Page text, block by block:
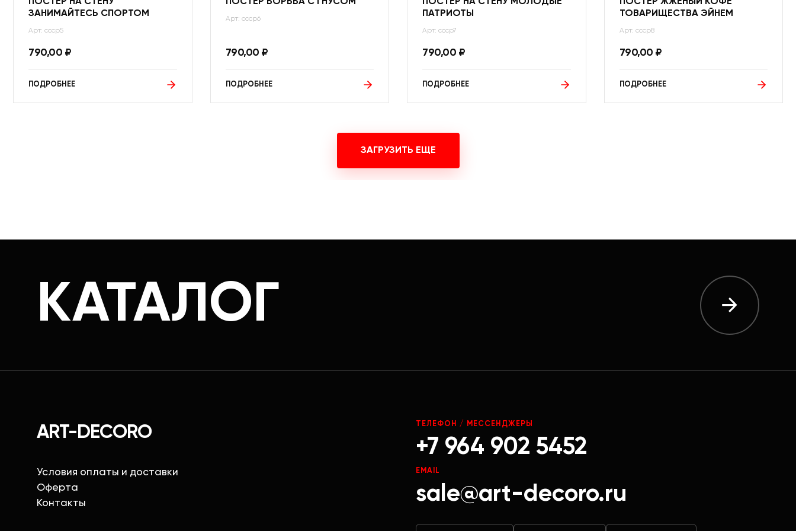
ЗАНИМАЙТЕСЬ СПОРТОМ
Арт: ссср5
790,00 ₽
ПОДРОБНЕЕ
Арт: ссср6
790,00 ₽
ПОДРОБНЕЕ
ПАТРИОТЫ
Арт: ссср7
790,00 ₽
ПОДРОБНЕЕ
ТОВАРИЩЕСТВА ЭЙНЕМ
Арт: ссср8
790,00 ₽
ПОДРОБНЕЕ
ЗАГРУЗИТЬ ЕЩЕ
КАТАЛОГ
ART-DECORO
Условия оплаты и доставки
Оферта
Контакты
ТЕЛЕФОН / МЕССЕНДЖЕРЫ
+7 964 902 5452
EMAIL
sale@art-decoro.ru